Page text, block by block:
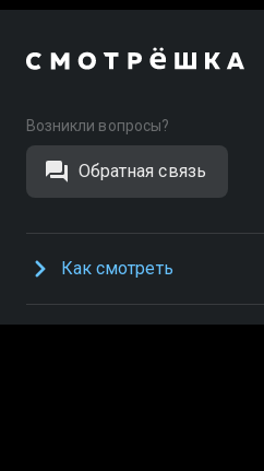
Возникли вопросы?
Обратная связь
Как смотреть